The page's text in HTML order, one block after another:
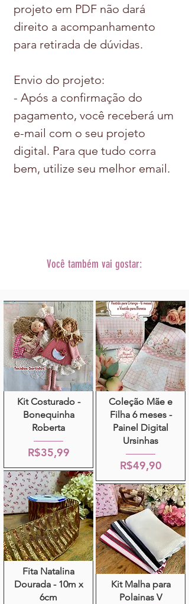
projeto em PDF não dará
direito a acompanhamento
para retirada de dúvidas.
Envio do projeto:
- Após a confirmação do
pagamento, você receberá um
e-mail com o seu projeto
digital. Para que tudo corra
bem, utilize seu melhor email.
Você também vai gostar:
Kit Costurado -
Bonequinha
Roberta
R$35,99
Fita Natalina
Dourada - 10m x
6cm
Coleção Mãe e
Filha 6 meses -
Painel Digital
Ursinhas
R$49,90
Kit Malha para
Polainas V